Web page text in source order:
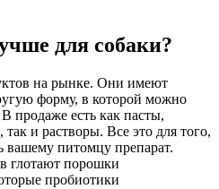
для собаки?
на рынке. Они имеют
форму, в которой можно
продаже есть как пасты,
и растворы. Все это для того,
питомцу препарат.
глотают порошки
пробиотики